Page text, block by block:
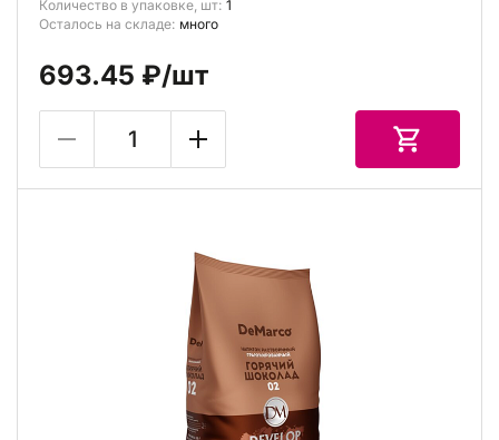
Количество в упаковке, шт: 1
Осталось на складе: много
693.45 ₽/шт